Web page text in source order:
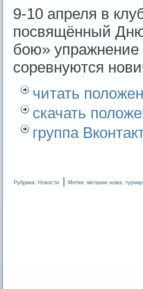
9-10 апреля в
посвящённый
бою» упражнение
соревнуются
читать
скачать
группа
Рубрика: Новости | Метки: метание ножа, турнир